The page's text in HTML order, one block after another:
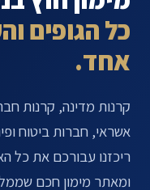
כל הגופים
אחד.
קרנות מדינה, קרנות
אשראי, חברות ביטוח
ריכזנו עבורכם את כל
ומאתר מימון חכם